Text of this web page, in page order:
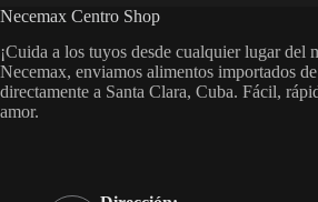
Necemax Centro Shop
¡Cuida a los tuyos desde cualquier lugar del
Necemax, enviamos alimentos importados
directamente a Santa Clara, Cuba. Fácil,
amor.